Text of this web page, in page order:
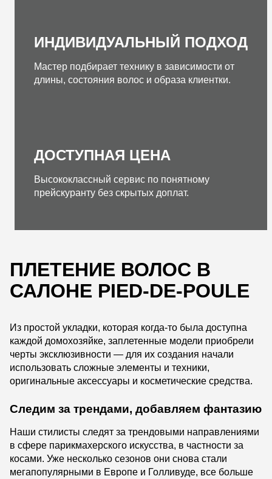
ИНДИВИДУАЛЬНЫЙ ПОДХОД
Мастер подбирает технику в зависимости от
длины, состояния волос и образа клиентки.
ДОСТУПНАЯ ЦЕНА
Высококлассный сервис по понятному
прейскуранту без скрытых доплат.
ПЛЕТЕНИЕ ВОЛОС В
САЛОНЕ PIED-DE-POULE
Из простой укладки, которая когда-то была доступна
каждой домохозяйке, заплетенные модели приобрели
черты эксклюзивности — для их создания начали
использовать сложные элементы и техники,
оригинальные аксессуары и косметические средства.
Следим за трендами, добавляем фантазию
Наши стилисты следят за трендовыми направлениями
в сфере парикмахерского искусства, в частности за
косами. Уже несколько сезонов они снова стали
мегапопулярными в Европе и Голливуде, все больше